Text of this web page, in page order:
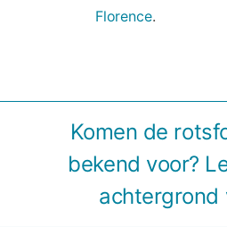
Florence.
Komen de
bekend voor?
achtergrond